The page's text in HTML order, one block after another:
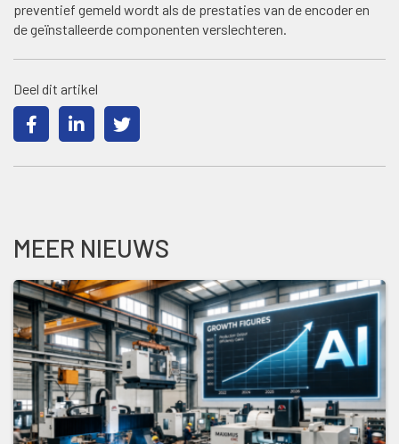
preventief gemeld wordt als de prestaties van de encoder en
de geïnstalleerde componenten verslechteren.
Deel dit artikel
MEER NIEUWS